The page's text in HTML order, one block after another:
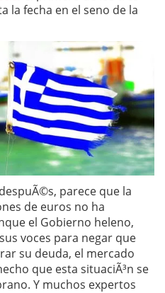
la fecha en el seno de la
parece que la
de euros no ha
el Gobierno heleno,
voces para negar que
su deuda, el mercado
que esta situaciÃ³n se
Y muchos expertos